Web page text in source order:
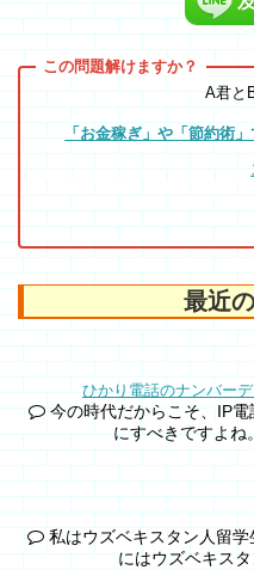
A君と
「お金稼ぎ」や「節約術
最近
ひかり電話のナンバー
今の時代だからこそ、IP
にすべきですよね
私はウズベキスタン人留
にはウズベキス